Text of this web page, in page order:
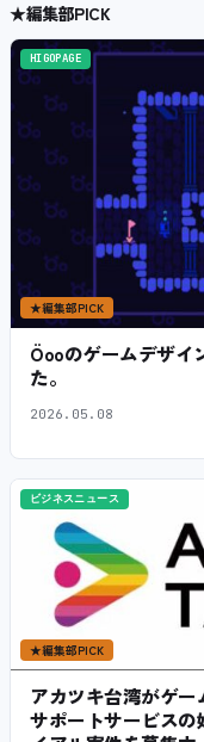
★編集部PICK
HIGOPAGE
★編集部PICK
Öooのゲームデザイ
た。
2026.05.08
ビジネスニュース
★編集部PICK
アカツキ台湾がゲ
サポートサービス